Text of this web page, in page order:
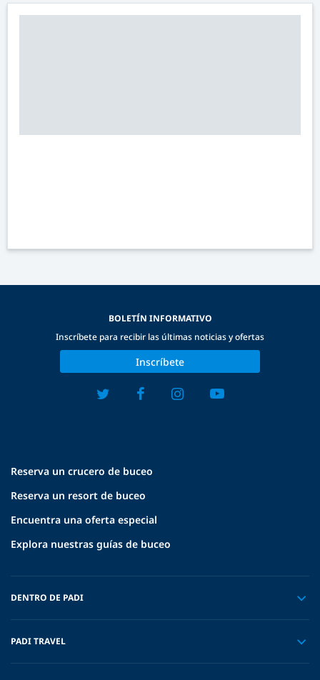
Reserva un crucero de buceo
Reserva un resort de buceo
Encuentra una oferta especial
Explora nuestras guías de buceo
DENTRO DE PADI
PADI TRAVEL
BOLETÍN INFORMATIVO
Inscríbete para recibir las últimas noticias y ofertas
Inscríbete